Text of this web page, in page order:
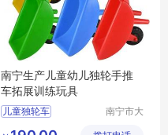
南宁生产儿童幼儿独轮手推
车拓展训练玩具
儿童独轮车
南宁市大